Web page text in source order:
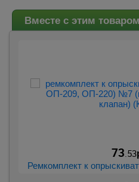
Вместе с этим
73 .53
Ремкомплект к